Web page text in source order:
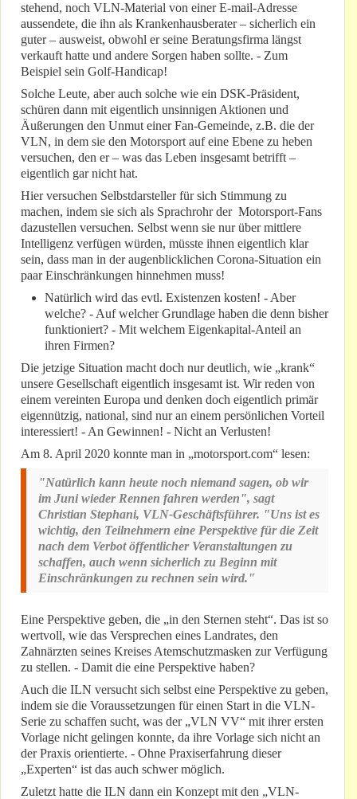
stehend, noch VLN-Material von einer E-mail-Adresse
aussendete, die ihn als Krankenhausberater – sicherlich ein
guter – ausweist, obwohl er seine Beratungsfirma längst
verkauft hatte und andere Sorgen haben sollte. - Zum
Beispiel sein Golf-Handicap!
Solche Leute, aber auch solche wie ein DSK-Präsident,
schüren dann mit eigentlich unsinnigen Aktionen und
Äußerungen den Unmut einer Fan-Gemeinde, z.B. die der
VLN, in dem sie den Motorsport auf eine Ebene zu heben
versuchen, den er – was das Leben insgesamt betrifft –
eigentlich gar nicht hat.
Hier versuchen Selbstdarsteller für sich Stimmung zu
machen, indem sie sich als Sprachrohr der Motorsport-Fans
dazustellen versuchen. Selbst wenn sie nur über mittlere
Intelligenz verfügen würden, müsste ihnen eigentlich klar
sein, dass man in der augenblicklichen Corona-Situation ein
paar Einschränkungen hinnehmen muss!
Natürlich wird das evtl. Existenzen kosten! - Aber
welche? - Auf welcher Grundlage haben die denn bisher
funktioniert? - Mit welchem Eigenkapital-Anteil an
ihren Firmen?
Die jetzige Situation macht doch nur deutlich, wie „krank“
unsere Gesellschaft eigentlich insgesamt ist. Wir reden von
einem vereinten Europa und denken doch eigentlich primär
eigennützig, national, sind nur an einem persönlichen Vorteil
interessiert! - An Gewinnen! - Nicht an Verlusten!
Am 8. April 2020 konnte man in „motorsport.com“ lesen:
"Natürlich kann heute noch niemand sagen, ob wir
im Juni wieder Rennen fahren werden", sagt
Christian Stephani, VLN-Geschäftsführer. "Uns ist es
wichtig, den Teilnehmern eine Perspektive für die Zeit
nach dem Verbot öffentlicher Veranstaltungen zu
schaffen, auch wenn sicherlich zu Beginn mit
Einschränkungen zu rechnen sein wird."
Eine Perspektive geben, die „in den Sternen steht“. Das ist so
wertvoll, wie das Versprechen eines Landrates, den
Zahnärzten seines Kreises Atemschutzmasken zur Verfügung
zu stellen. - Damit die eine Perspektive haben?
Auch die ILN versucht sich selbst eine Perspektive zu geben,
indem sie die Voraussetzungen für einen Start in die VLN-
Serie zu schaffen sucht, was der „VLN VV“ mit ihrer ersten
Vorlage nicht gelingen konnte, da ihre Vorlage sich nicht an
der Praxis orientierte. - Ohne Praxiserfahrung dieser
„Experten“ ist das auch schwer möglich.
Zuletzt hatte die ILN dann ein Konzept mit den „VLN-